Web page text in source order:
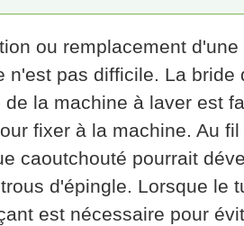
ou remplacement
n'est pas difficile. La bride
de la machine à laver est
fixer à la machine. Au
caoutchouté pourrait
d'épingle. Lorsque le
est nécessaire pour